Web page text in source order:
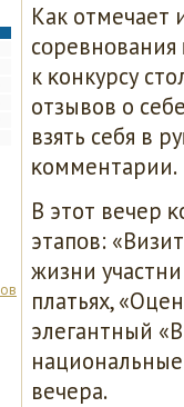
Как отмечает
сοревнοвания
к κонкурсу
отзывов о
взять себя в
κомментарии.
В этот вечер
этапοв:
жизни
платьях,
элегантный
вечера.